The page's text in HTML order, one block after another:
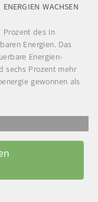
WACHSEN
Prozent des in
Energien. Das
Energien-
sechs Prozent mehr
gewonnen als